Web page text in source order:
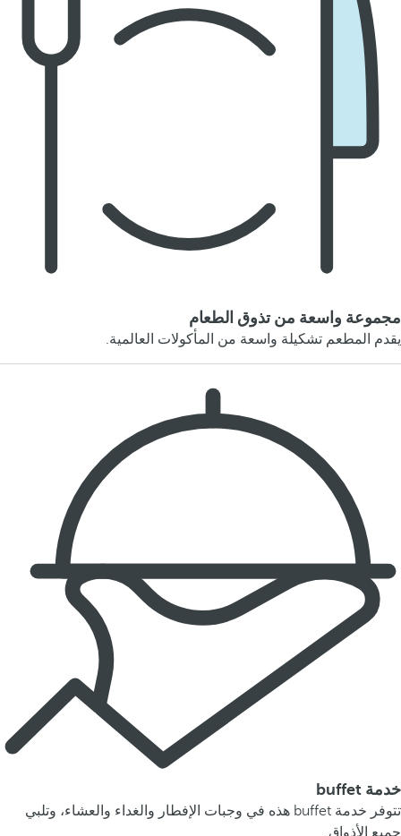
مجموعة واسعة من تذوق الطعام
يقدم المطعم تشكيلة واسعة من المأكولات العالمية.
خدمة buffet
تتوفر خدمة buffet هذه في وجبات الإفطار والغداء والعشاء، وتلبي
جميع الأذواق.